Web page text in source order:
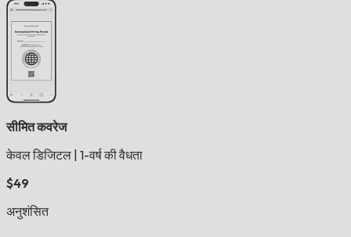
सीमित कवरेज
केवल डिजिटल 1-वर्ष की वैधता
$49
अनुशंसित